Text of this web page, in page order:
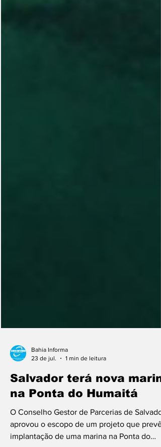
23 de jul.
1 min de leitura
Salvador terá nova
na Ponta do Humaitá
O Conselho Gestor de Parcerias de Salvador
aprovou o escopo de um projeto que prevê